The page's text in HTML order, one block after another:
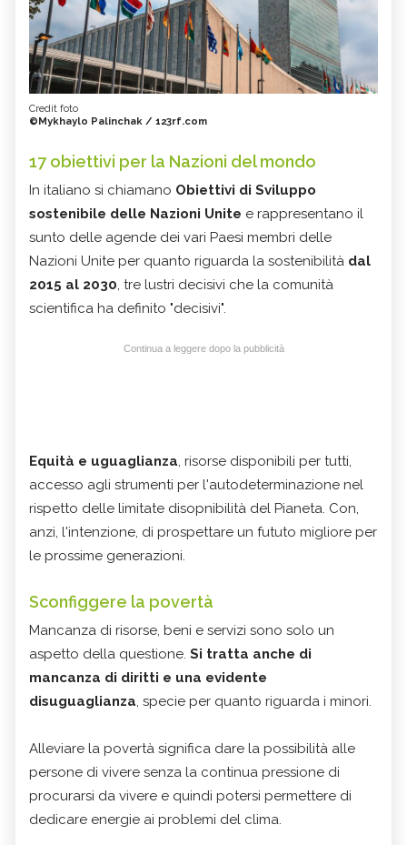
Credit foto
©Mykhaylo Palinchak / 123rf.com
17 obiettivi per la Nazioni del mondo
In italiano si chiamano Obiettivi di Sviluppo
sostenibile delle Nazioni Unite e rappresentano il
sunto delle agende dei vari Paesi membri delle
Nazioni Unite per quanto riguarda la sostenibilità dal
2015 al 2030, tre lustri decisivi che la comunità
scientifica ha definito "decisivi".
Continua a leggere dopo la pubblicità
Equità e uguaglianza, risorse disponibili per tutti,
accesso agli strumenti per l'autodeterminazione nel
rispetto delle limitate disopnibilità del Pianeta. Con,
anzi, l'intenzione, di prospettare un fututo migliore per
le prossime generazioni.
Sconfiggere la povertà
Mancanza di risorse, beni e servizi sono solo un
aspetto della questione. Si tratta anche di
mancanza di diritti e una evidente
disuguaglianza, specie per quanto riguarda i minori.
Alleviare la povertà significa dare la possibilità alle
persone di vivere senza la continua pressione di
procurarsi da vivere e quindi potersi permettere di
dedicare energie ai problemi del clima.